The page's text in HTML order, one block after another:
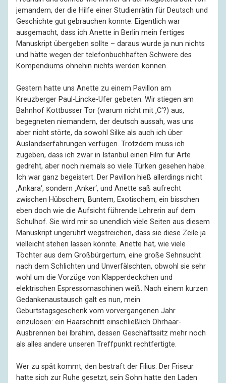
jemandem, der die Hilfe einer Studienrätin für Deutsch und
Geschichte gut gebrauchen konnte. Eigentlich war
ausgemacht, dass ich Anette in Berlin mein fertiges
Manuskript übergeben sollte – daraus wurde ja nun nichts
und hätte wegen der telefonbuchhaften Schwere des
Kompendiums ohnehin nichts werden können.
Gestern hatte uns Anette zu einem Pavillon am
Kreuzberger Paul-Lincke-Ufer gebeten. Wir stiegen am
Bahnhof Kottbusser Tor (warum nicht mit ‚C‘?) aus,
begegneten niemandem, der deutsch aussah, was uns
aber nicht störte, da sowohl Silke als auch ich über
Auslandserfahrungen verfügen. Trotzdem muss ich
zugeben, dass ich zwar in Istanbul einen Film für Arte
gedreht, aber noch niemals so viele Türken gesehen habe.
Ich war ganz begeistert. Der Pavillon hieß allerdings nicht
‚Ankara‘, sondern ‚Anker‘, und Anette saß aufrecht
zwischen Hübschem, Buntem, Exotischem, ein bisschen
eben doch wie die Aufsicht führende Lehrerin auf dem
Schulhof. Sie wird mir so unendlich viele Seiten aus diesem
Manuskript ungerührt wegstreichen, dass sie diese Zeile ja
vielleicht stehen lassen könnte. Anette hat, wie viele
Töchter aus dem Großbürgertum, eine große Sehnsucht
nach dem Schlichten und Unverfälschten, obwohl sie sehr
wohl um die Vorzüge von Klapperdeckchen und
elektrischen Espressomaschinen weiß. Nach einem kurzen
Gedankenaustausch galt es nun, mein
Geburtstagsgeschenk vom vorvergangenen Jahr
einzulösen: ein Haarschnitt einschließlich Ohrhaar-
Ausbrennen bei Ibrahim, dessen Geschäftssitz mehr noch
als alles andere unseren Treffpunkt rechtfertigte.
Wer zu spät kommt, den bestraft der Filius. Der Friseur
hatte sich zur Ruhe gesetzt, sein Sohn hatte den Laden